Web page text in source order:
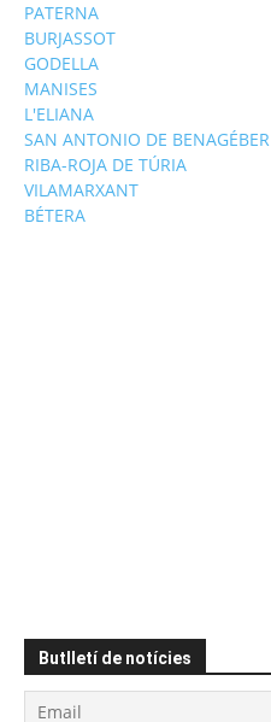
PATERNA
BURJASSOT
GODELLA
MANISES
L'ELIANA
SAN ANTONIO DE BENAGÉBER
RIBA-ROJA DE TÚRIA
VILAMARXANT
BÉTERA
Butlletí de notícies